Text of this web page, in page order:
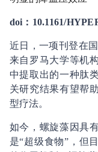
doi：10.1161/
近日，一项刊登在
来自罗马大学等机
中提取出的一种肽
关研究结果有望帮
型疗法。
如今，螺旋藻因具
是“超级食物”，但